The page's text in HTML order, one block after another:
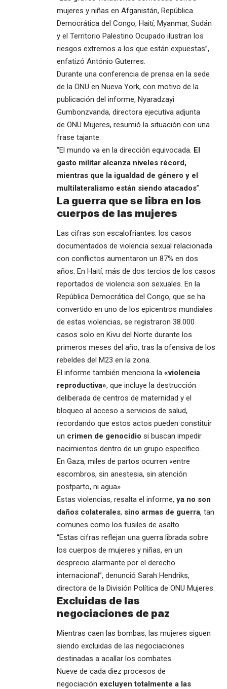
mujeres y niñas en Afganistán, República
Democrática del Congo, Haití, Myanmar, Sudán
y el Territorio Palestino Ocupado ilustran los
riesgos extremos a los que están expuestas”,
enfatizó António Guterres.
Durante una conferencia de prensa en la sede
de la ONU en Nueva York, con motivo de la
publicación del informe, Nyaradzayi
Gumbonzvanda, directora ejecutiva adjunta
de ONU Mujeres, resumió la situación con una
frase tajante:
“El mundo va en la dirección equivocada. El
gasto militar alcanza niveles récord,
mientras que la igualdad de género y el
multilateralismo están siendo atacados”.
La guerra que se libra en los
cuerpos de las mujeres
Las cifras son escalofriantes: los casos
documentados de violencia sexual relacionada
con conflictos aumentaron un 87% en dos
años. En Haití, más de dos tercios de los casos
reportados de violencia son sexuales. En la
República Democrática del Congo, que se ha
convertido en uno de los epicentros mundiales
de estas violencias, se registraron 38.000
casos solo en Kivu del Norte durante los
primeros meses del año, tras la ofensiva de los
rebeldes del M23 en la zona.
El informe también menciona la «violencia
reproductiva», que incluye la destrucción
deliberada de centros de maternidad y el
bloqueo al acceso a servicios de salud,
recordando que estos actos pueden constituir
un crimen de genocidio si buscan impedir
nacimientos dentro de un grupo específico.
En Gaza, miles de partos ocurren «entre
escombros, sin anestesia, sin atención
postparto, ni agua».
Estas violencias, resalta el informe, ya no son
daños colaterales, sino armas de guerra, tan
comunes como los fusiles de asalto.
“Estas cifras reflejan una guerra librada sobre
los cuerpos de mujeres y niñas, en un
desprecio alarmante por el derecho
internacional”, denunció Sarah Hendriks,
directora de la División Política de ONU Mujeres.
Excluidas de las
negociaciones de paz
Mientras caen las bombas, las mujeres siguen
siendo excluidas de las negociaciones
destinadas a acallar los combates.
Nueve de cada diez procesos de
negociación excluyen totalmente a las